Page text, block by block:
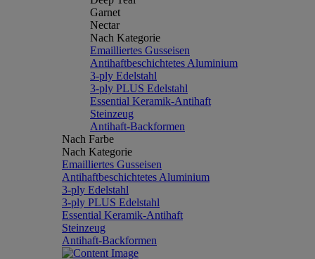
Garnet
Nectar
Nach Kategorie
Emailliertes Gusseisen
Antihaftbeschichtetes Aluminium
3-ply Edelstahl
3-ply PLUS Edelstahl
Essential Keramik-Antihaft
Steinzeug
Antihaft-Backformen
Nach Farbe
Nach Kategorie
Emailliertes Gusseisen
Antihaftbeschichtetes Aluminium
3-ply Edelstahl
3-ply PLUS Edelstahl
Essential Keramik-Antihaft
Steinzeug
Antihaft-Backformen